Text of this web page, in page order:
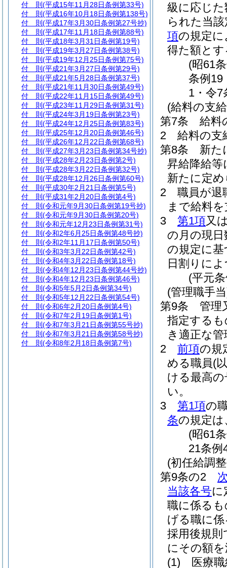
級に応じ
られた当
項の規定
得た額とす
(昭61
条例19
1・令7
(給料の支
第7条
給料
2
給料の支
第8条
新た
昇給降給
新たに定
2
職員が退
まで給料
3
第1項又
の月の現
の規定に
日割りに
(平元
(管理職手
第9条
管理
指定する
き適正な
2
前項の規
める職員(
ける最高
い。
3
第1項の
条の規定
(昭61
21条例
(初任給調
第9条の2
当該各号に
職に係る
げる職に
採用後規
にその額
(1)
医療
付 則 (平成15年11月28日条例第33号)
付 則 (平成16年10月18日条例第138号)
付 則 (平成17年3月30日条例第27号抄)
付 則 (平成17年11月18日条例第88号)
付 則 (平成18年3月31日条例第19号)
付 則 (平成19年3月27日条例第38号)
付 則 (平成19年12月25日条例第75号)
付 則 (平成21年3月27日条例第29号)
付 則 (平成21年5月28日条例第37号)
付 則 (平成21年11月30日条例第49号)
付 則 (平成22年11月15日条例第49号)
付 則 (平成23年11月29日条例第31号)
付 則 (平成24年3月19日条例第23号)
付 則 (平成24年12月25日条例第83号)
付 則 (平成25年12月20日条例第46号)
付 則 (平成26年12月22日条例第68号)
付 則 (平成27年3月23日条例第34号抄)
付 則 (平成28年2月23日条例第2号)
付 則 (平成28年3月22日条例第32号)
付 則 (平成28年12月26日条例第60号)
付 則 (平成30年2月21日条例第5号)
付 則 (平成31年2月20日条例第4号)
付 則 (令和元年9月30日条例第19号抄)
付 則 (令和元年9月30日条例第20号)
付 則 (令和元年12月23日条例第31号)
付 則 (令和2年6月25日条例第48号抄)
付 則 (令和2年11月17日条例第50号)
付 則 (令和3年3月22日条例第42号)
付 則 (令和4年3月22日条例第18号)
付 則 (令和4年12月23日条例第44号抄)
付 則 (令和4年12月23日条例第46号)
付 則 (令和5年5月2日条例第34号)
付 則 (令和5年12月22日条例第54号)
付 則 (令和6年2月20日条例第4号)
付 則 (令和7年2月19日条例第1号)
付 則 (令和7年3月21日条例第55号抄)
付 則 (令和7年3月21日条例第58号抄)
付 則 (令和8年2月18日条例第7号)